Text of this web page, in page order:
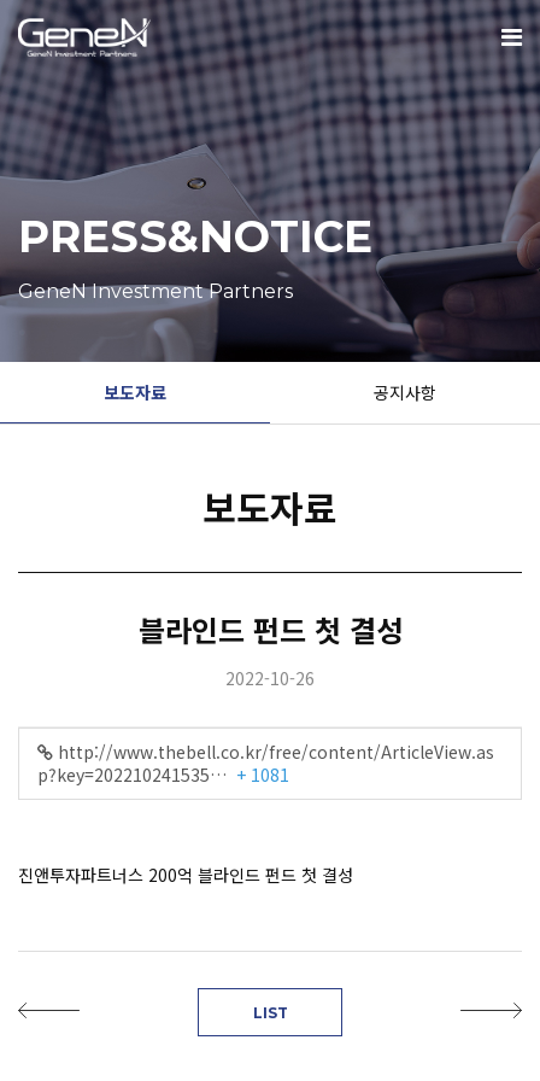
PRESS&NOTICE
GeneN Investment Partners
보도자료 공지사항
보도자료
블라인드 펀드 첫 결성
2022-10-26
http://www.thebell.co.kr/free/content/ArticleView.as
p?key=202210241535… + 1081
진앤투자파트너스 200억 블라인드 펀드 첫 결성
LIST